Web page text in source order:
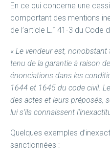
En ce qui concerne une
comportant des mentions
de l’article L.141-3 du Code
« Le vendeur est,
tenu de la garantie à raison
énonciations dans les
1644 et 1645 du code civil.
des actes et leurs préposés,
lui s’ils connaissent
Quelques exemples
sanctionnées :